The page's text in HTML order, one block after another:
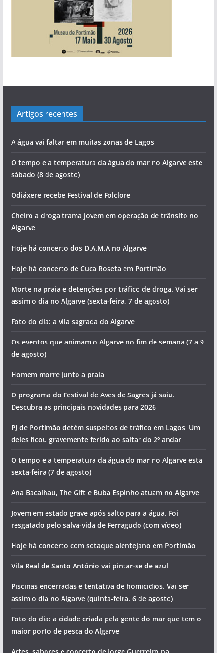
Artigos recentes
A água vai faltar em muitas zonas de Lagos
O tempo e a temperatura da água do mar no Algarve este
sábado (8 de agosto)
Odiáxere recebe Festival de Folclore
Cheiro a droga trama jovem em operação de trânsito no
Algarve
Hoje há concerto dos D.A.M.A no Algarve
Hoje há concerto de Cuca Roseta em Portimão
Morte na praia e detenções por tráfico de droga. Vai ser
assim o dia no Algarve (sexta-feira, 7 de agosto)
Foto do dia: a vila sagrada do Algarve
Os eventos que animam o Algarve no fim de semana (7 a 9
de agosto)
Homem morre junto a praia
O programa do Festival de Aves de Sagres já saiu.
Descubra as principais novidades para 2026
PJ de Portimão detém suspeitos de tráfico em Lagos. Um
deles ficou gravemente ferido ao saltar do 2º andar
O tempo e a temperatura da água do mar no Algarve esta
sexta-feira (7 de agosto)
Ana Bacalhau, The Gift e Buba Espinho atuam no Algarve
Jovem em estado grave após salto para a água. Foi
resgatado pelo salva-vida de Ferragudo (com vídeo)
Hoje há concerto com sotaque alentejano em Portimão
Vila Real de Santo António vai pintar-se de azul
Piscinas encerradas e tentativa de homicídios. Vai ser
assim o dia no Algarve (quinta-feira, 6 de agosto)
Foto do dia: a cidade criada pela gente do mar que tem o
maior porto de pesca do Algarve
Artes, sabores e concerto de Jorge Guerreiro na